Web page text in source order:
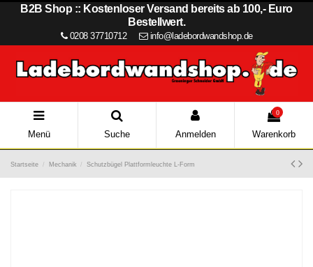
B2B Shop :: Kostenloser Versand bereits ab 100,- Euro
Bestellwert.
0208 37710712 info@ladebordwandshop.de
Menü Suche Anmelden
0
Warenkorb
Startseite Mechanik Schutzbügel Plattformleuchte L-Form